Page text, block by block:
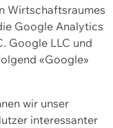
Wirtschaftsraumes
Google Analytics
Google LLC und
«Google»
wir unser
interessanter